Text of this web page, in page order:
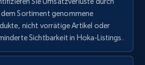
Product rating, Product
dem Sortiment genommene
nicht vorrätige Artikel oder
Sichtbarkeit in Hoka-Listings.